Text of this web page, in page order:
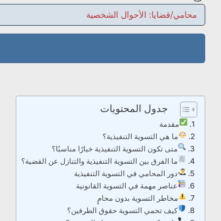
جدول المحتويات
مقدمة
ما هي التسوية التنفيذية؟
متى تكون التسوية التنفيذية خيارًا مناسبًا؟
ما الفرق بين التسوية التنفيذية والتنازل عن القضية؟
دور المحامي في التسوية التنفيذية
عناصر مهمة في التسوية القانونية
مخاطر التسوية بدون محامٍ
كيف تحمي التسوية حقوق الطرفين؟